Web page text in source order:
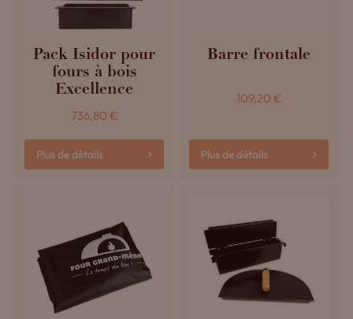
Pack Isidor pour
fours à bois
Excellence
736,80 €
Plus de détails
Barre frontale
109,20 €
Plus de détails